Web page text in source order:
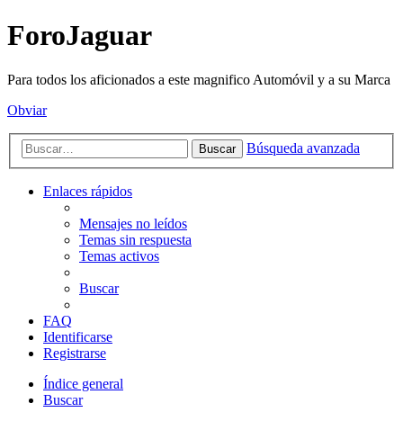
ForoJaguar
Para todos los aficionados a este magnifico Automóvil y a su Marca
Obviar
Buscar Búsqueda avanzada
Enlaces rápidos
Mensajes no leídos
Temas sin respuesta
Temas activos
Buscar
FAQ
Identificarse
Registrarse
Índice general
Buscar